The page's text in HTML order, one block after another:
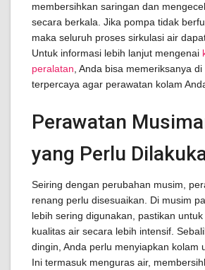
membersihkan saringan dan
secara berkala. Jika pompa tidak
maka seluruh proses sirkulasi air
Untuk informasi lebih lanjut mengenai
peralatan , Anda bisa memeriksanya
terpercaya agar perawatan kolam
Perawatan
yang Perlu
Seiring dengan perubahan musim,
renang perlu disesuaikan. Di musim
lebih sering digunakan, pastikan
kualitas air secara lebih intensif.
dingin, Anda perlu menyiapkan kolam
Ini termasuk menguras air,